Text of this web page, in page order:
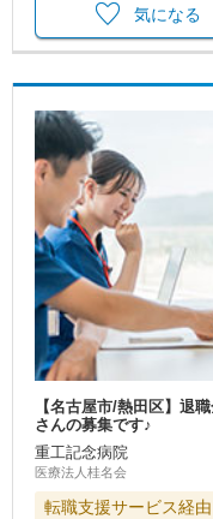
気になる
【名古屋市/熱田区】退
さんの募集です♪
重工記念病院
医療法人桂名会
転職支援サービス経由